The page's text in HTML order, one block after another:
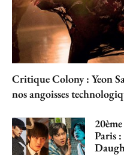
Critique Colony : Yeon
nos angoisses
Paris